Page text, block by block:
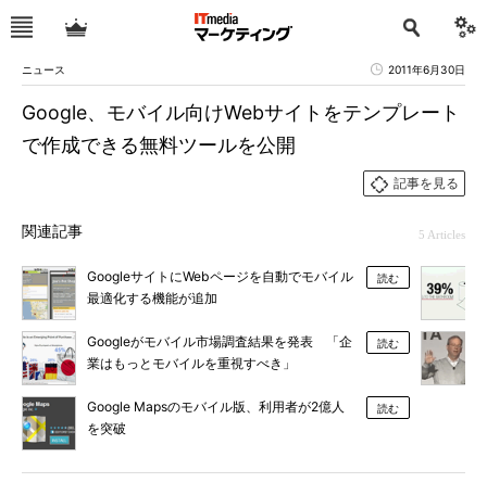
ニュース 2011年6月30日
Google、モバイル向けWebサイトをテンプレート
で作成できる無料ツールを公開
記事を見る
関連記事 5 Articles
GoogleサイトにWebページを自動でモバイル
最適化する機能が追加
読む
Googleがモバイル市場調査結果を発表 「企
業はもっとモバイルを重視すべき」
読む
Google Mapsのモバイル版、利用者が2億人
を突破
読む